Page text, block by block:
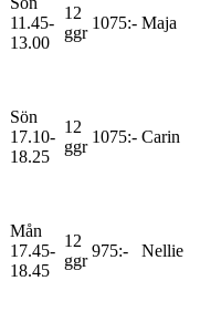
11.45-
13.00
12
ggr
1075:- Maja
Sön
17.10-
18.25
12
ggr
1075:- Carin
Mån
17.45-
18.45
12
ggr
975:- Nellie